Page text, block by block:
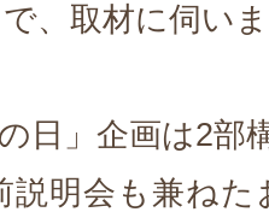
、取材に伺い
日」企画は2部
説明会も兼ねた